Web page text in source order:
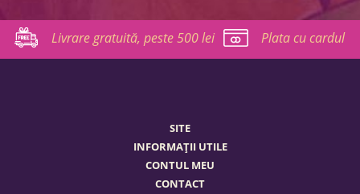
Livrare gratuită, peste 500 lei Plata cu cardul
SITE
INFORMAȚII UTILE
CONTUL MEU
CONTACT